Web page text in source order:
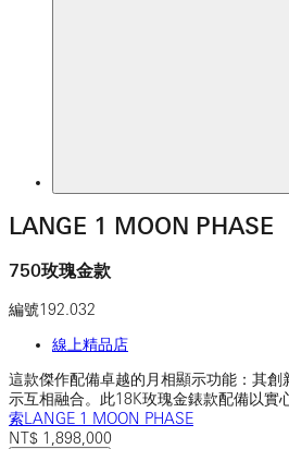
LANGE 1 MOON PHASE
750玫瑰金款
編號192.032
線上精品店
這款傑作配備卓越的月相顯示功能：其
示互相融合。此18K玫瑰金錶款配備以實
索LANGE 1 MOON PHASE
NT$ 1,898,000